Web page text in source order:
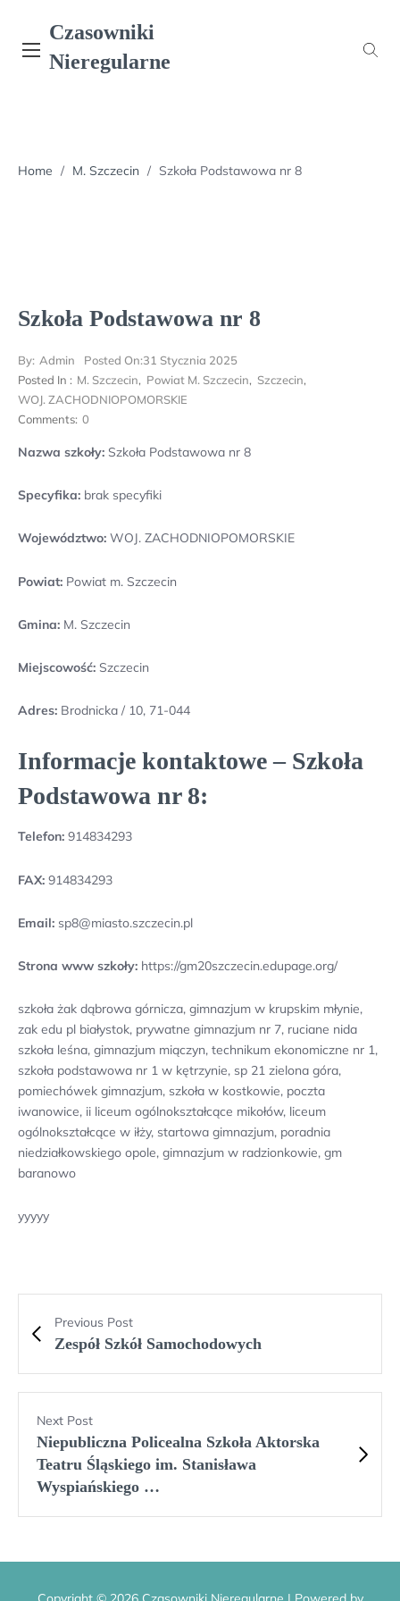
content
Czasowniki
Nieregularne
Home / M. Szczecin / Szkoła Podstawowa nr 8
Szkoła Podstawowa nr 8
By: Admin Posted On:31 Stycznia 2025
Posted In : M. Szczecin, Powiat M. Szczecin, Szczecin,
WOJ. ZACHODNIOPOMORSKIE
Comments: 0
Nazwa szkoły: Szkoła Podstawowa nr 8
Specyfika: brak specyfiki
Województwo: WOJ. ZACHODNIOPOMORSKIE
Powiat: Powiat m. Szczecin
Gmina: M. Szczecin
Miejscowość: Szczecin
Adres: Brodnicka / 10, 71-044
Informacje kontaktowe – Szkoła
Podstawowa nr 8:
Telefon: 914834293
FAX: 914834293
Email: sp8@miasto.szczecin.pl
Strona www szkoły: https://gm20szczecin.edupage.org/
szkoła żak dąbrowa górnicza, gimnazjum w krupskim młynie,
zak edu pl białystok, prywatne gimnazjum nr 7, ruciane nida
szkoła leśna, gimnazjum miączyn, technikum ekonomiczne nr 1,
szkoła podstawowa nr 1 w kętrzynie, sp 21 zielona góra,
pomiechówek gimnazjum, szkoła w kostkowie, poczta
iwanowice, ii liceum ogólnokształcące mikołów, liceum
ogólnokształcące w iłży, startowa gimnazjum, poradnia
niedziałkowskiego opole, gimnazjum w radzionkowie, gm
baranowo
yyyyy
Previous Post
Zespół Szkół Samochodowych
Next Post
Niepubliczna Policealna Szkoła Aktorska
Teatru Śląskiego im. Stanisława
Wyspiańskiego …